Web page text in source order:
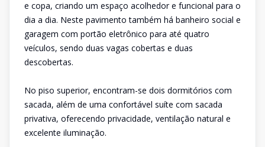
e copa, criando um espaço acolhedor e funcional para o
dia a dia. Neste pavimento também há banheiro social e
garagem com portão eletrônico para até quatro
veículos, sendo duas vagas cobertas e duas
descobertas.
No piso superior, encontram-se dois dormitórios com
sacada, além de uma confortável suíte com sacada
privativa, oferecendo privacidade, ventilação natural e
excelente iluminação.